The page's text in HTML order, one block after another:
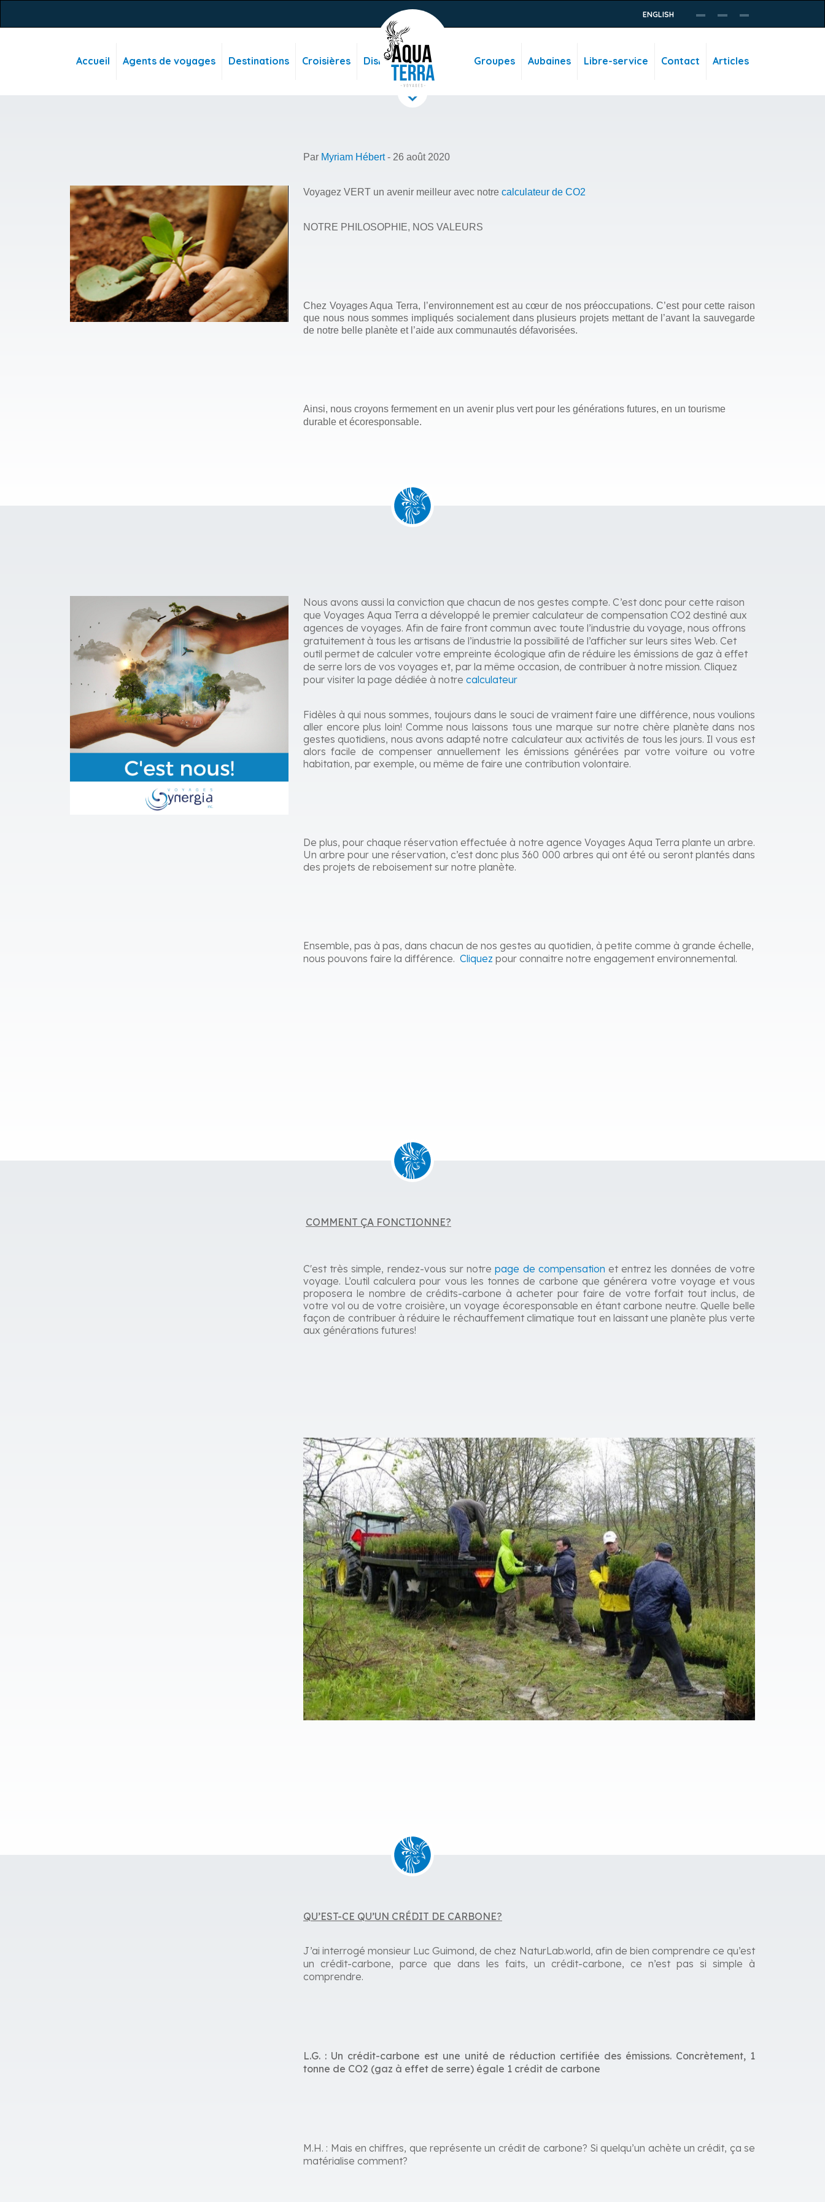
ENGLISH
Accueil Agents de voyages Destinations Croisières Disney Groupes Aubaines Libre-service Contact Articles
Par Myriam Hébert- 26 août 2020
Voyagez VERT un avenir meilleur avec notre calculateur de CO2
NOTRE PHILOSOPHIE, NOS VALEURS
Chez Voyages Aqua Terra, l’environnement est au cœur de nos préoccupations. C’est pour cette raison
que nous nous sommes impliqués socialement dans plusieurs projets mettant de l’avant la sauvegarde
de notre belle planète et l’aide aux communautés défavorisées.
Ainsi, nous croyons fermement en un avenir plus vert pour les générations futures, en un tourisme
durable et écoresponsable.
Nous avons aussi la conviction que chacun de nos gestes compte. C’est donc pour cette raison
que Voyages Aqua Terra a développé le premier calculateur de compensation CO2 destiné aux
agences de voyages. Afin de faire front commun avec toute l’industrie du voyage, nous offrons
gratuitement à tous les artisans de l’industrie la possibilité de l’afficher sur leurs sites Web. Cet
outil permet de calculer votre empreinte écologique afin de réduire les émissions de gaz à effet
de serre lors de vos voyages et, par la même occasion, de contribuer à notre mission. Cliquez
pour visiter la page dédiée à notre calculateur
Fidèles à qui nous sommes, toujours dans le souci de vraiment faire une différence, nous voulions
aller encore plus loin! Comme nous laissons tous une marque sur notre chère planète dans nos
gestes quotidiens, nous avons adapté notre calculateur aux activités de tous les jours. Il vous est
alors facile de compenser annuellement les émissions générées par votre voiture ou votre
habitation, par exemple, ou même de faire une contribution volontaire.
De plus, pour chaque réservation effectuée à notre agence Voyages Aqua Terra plante un arbre.
Un arbre pour une réservation, c’est donc plus 360 000 arbres qui ont été ou seront plantés dans
des projets de reboisement sur notre planète.
Ensemble, pas à pas, dans chacun de nos gestes au quotidien, à petite comme à grande échelle,
nous pouvons faire la différence. Cliquez pour connaitre notre engagement environnemental.
COMMENT ÇA FONCTIONNE?
C'est très simple, rendez-vous sur notrepage de compensation et entrez les données de votre
voyage. L’outil calculera pour vous les tonnes de carbone que générera votre voyage et vous
proposera le nombre de crédits-carbone à acheter pour faire de votre forfait tout inclus, de
votre vol ou de votre croisière, un voyage écoresponsable en étant carbone neutre. Quelle belle
façon de contribuer à réduire le réchauffement climatique tout en laissant une planète plus verte
aux générations futures!
QU’EST-CE QU’UN CRÉDIT DE CARBONE?
J’ai interrogé monsieur Luc Guimond, de chez NaturLab.world, afin de bien comprendre ce qu’est
un crédit-carbone, parce que dans les faits, un crédit-carbone, ce n’est pas si simple à
comprendre.
L.G. : Un crédit-carbone est une unité de réduction certifiée des émissions. Concrètement, 1
tonne de CO2 (gaz à effet de serre) égale 1 crédit de carbone
M.H. : Mais en chiffres, que représente un crédit de carbone? Si quelqu’un achète un crédit, ça se
matérialise comment?